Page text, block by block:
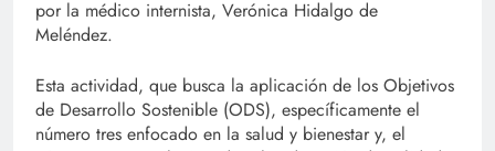
por la médico internista, Verónica Hidalgo de
Meléndez.
Esta actividad, que busca la aplicación de los Objetivos
de Desarrollo Sostenible (ODS), específicamente el
número tres enfocado en la salud y bienestar y, el